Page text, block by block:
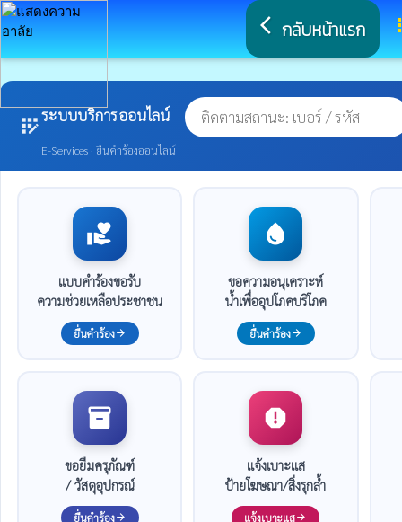
arrow_back_ios กลับหน้าแรก
app_registrationระบบบริการออนไลน์
E-Services · ยื่นคำร้องออนไลน์
volunteer_activism
แบบคำร้องขอรับ
ความช่วยเหลือประชาชน
ยื่นคำร้องarrow_forward
water_drop
ขอความอนุเคราะห์
น้ำเพื่ออุปโภคบริโภค
ยื่นคำร้องarrow_forward
inventory_2
ขอยืมครุภัณฑ์
/ วัสดุอุปกรณ์
ยื่นคำร้องarrow_forward
report
แจ้งเบาะแส
ป้ายโฆษณา/สิ่งรุกล้ำ
แจ้งเบาะแสarrow_forward